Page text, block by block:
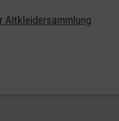
Altkleidersammlung